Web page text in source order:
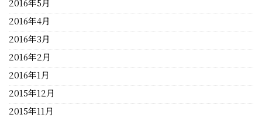
2016年5月
2016年4月
2016年3月
2016年2月
2016年1月
2015年12月
2015年11月